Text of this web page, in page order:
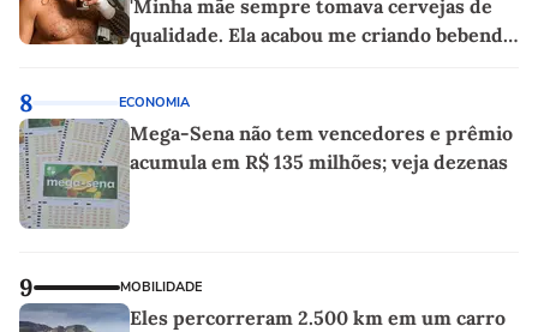
'Minha mãe sempre tomava cervejas de
qualidade. Ela acabou me criando bebendo
8 ECONOMIA
Mega-Sena não tem vencedores e prêmio
acumula em R$ 135 milhões; veja dezenas
9 MOBILIDADE
Eles percorreram 2.500 km em um carro